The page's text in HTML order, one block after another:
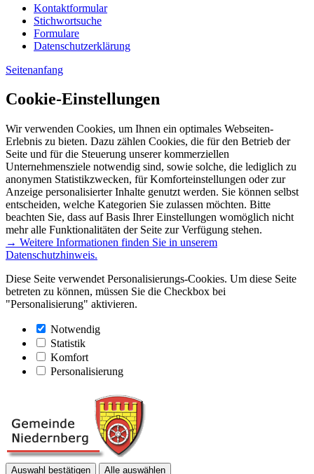
Kontaktformular
Stichwortsuche
Formulare
Datenschutzerklärung
Seitenanfang
Cookie-Einstellungen
Wir verwenden Cookies, um Ihnen ein optimales Webseiten-
Erlebnis zu bieten. Dazu zählen Cookies, die für den Betrieb der
Seite und für die Steuerung unserer kommerziellen
Unternehmensziele notwendig sind, sowie solche, die lediglich zu
anonymen Statistikzwecken, für Komforteinstellungen oder zur
Anzeige personalisierter Inhalte genutzt werden. Sie können selbst
entscheiden, welche Kategorien Sie zulassen möchten. Bitte
beachten Sie, dass auf Basis Ihrer Einstellungen womöglich nicht
mehr alle Funktionalitäten der Seite zur Verfügung stehen.
→ Weitere Informationen finden Sie in unserem
Datenschutzhinweis.
Diese Seite verwendet Personalisierungs-Cookies. Um diese Seite
betreten zu können, müssen Sie die Checkbox bei
"Personalisierung" aktivieren.
Notwendig
Statistik
Komfort
Personalisierung
Auswahl bestätigen Alle auswählen